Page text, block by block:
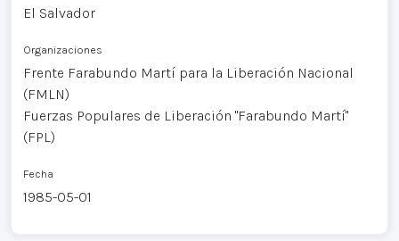
El Salvador
Organizaciones
Frente Farabundo Martí para la Liberación Nacional
(FMLN)
Fuerzas Populares de Liberación "Farabundo Martí"
(FPL)
Fecha
1985-05-01